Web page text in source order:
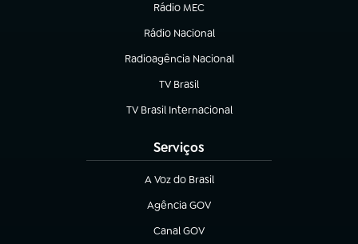
Rádio MEC
(abre em nova aba)
Rádio Nacional
Radioagência Nacional
(abre em nova aba)
TV Brasil
(abre em nova aba)
TV Brasil Internacional
(abre em nova aba)
Serviços
A Voz do Brasil
(abre em nova aba)
Agência GOV
(abre em nova aba)
Canal GOV
(abre em nova aba)